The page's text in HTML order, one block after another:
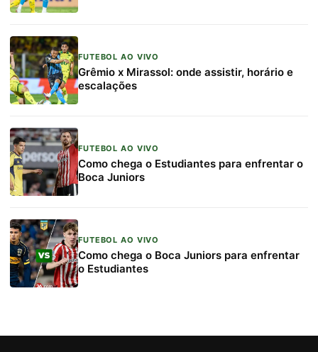
FUTEBOL AO VIVO
Grêmio x Mirassol: onde assistir, horário e
escalações
FUTEBOL AO VIVO
Como chega o Estudiantes para enfrentar o
Boca Juniors
FUTEBOL AO VIVO
Como chega o Boca Juniors para enfrentar
o Estudiantes